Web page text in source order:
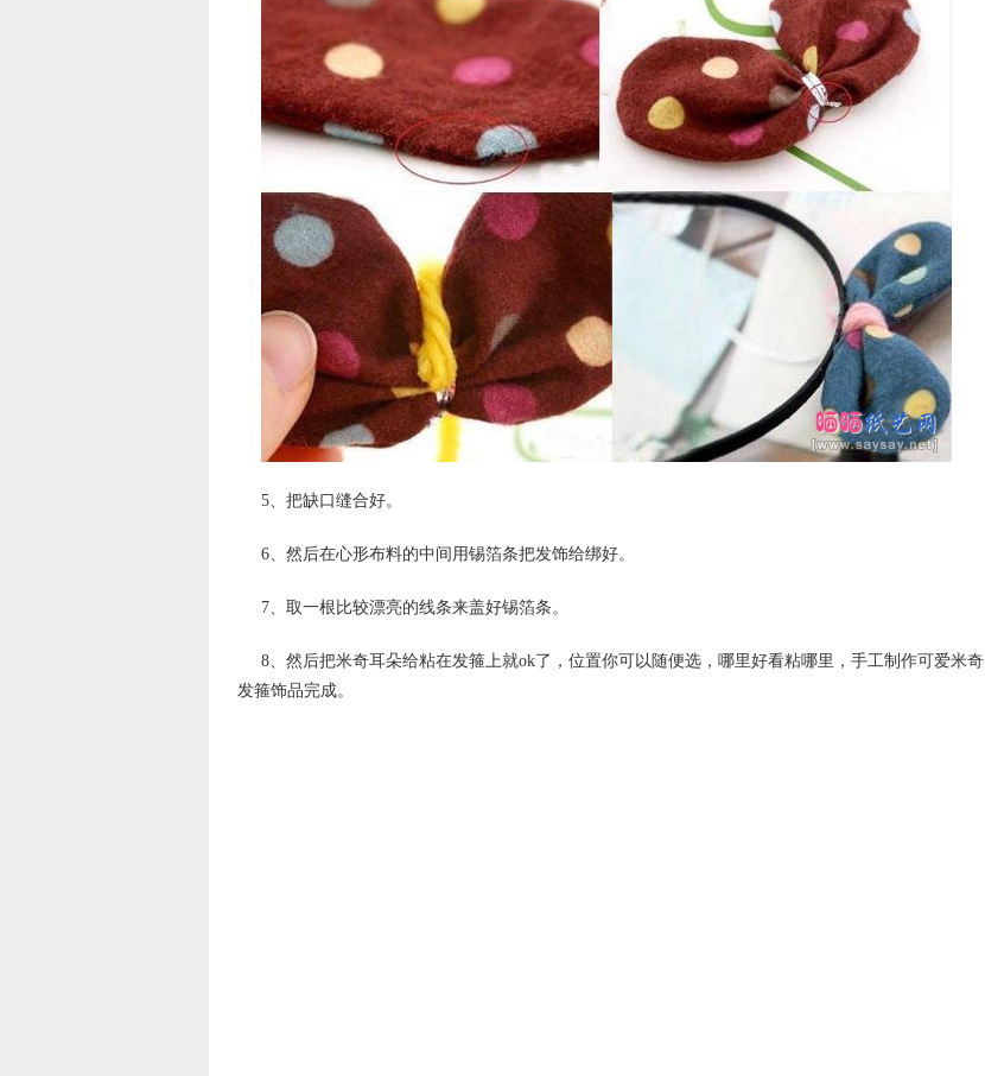
5、把缺口缝合好。
6、然后在心形布料的中间用锡箔条把发饰给绑好。
7、取一根比较漂亮的线条来盖好锡箔条。
8、然后把米奇耳朵给粘在发箍上就ok了，位置你可以随便选，哪里好看粘哪里，手工制作可爱米奇
发箍饰品完成。